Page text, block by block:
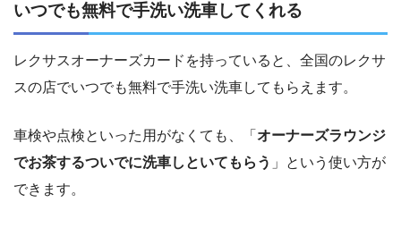
いつでも無料で手洗い洗車してくれる
レクサスオーナーズカードを持っていると、全国のレクサ
スの店でいつでも無料で手洗い洗車してもらえます。
車検や点検といった用がなくても、「 オーナーズラウンジ
でお茶するついでに洗車しといてもらう 」という使い方が
できます。